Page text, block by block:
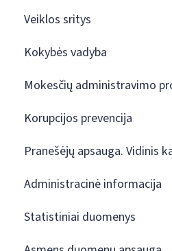
Veiklos sritys
Kokybės vadyba
Mokesčių administravimo
Korupcijos prevencija
Pranešėjų apsauga. Vidinis
Administracinė informacija
Statistiniai duomenys